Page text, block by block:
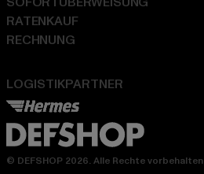
LOGISTIKPARTNER
RATENKAUF
RECHNUNG
© DEFSHOP 2026. Alle Rechte vorbehalten